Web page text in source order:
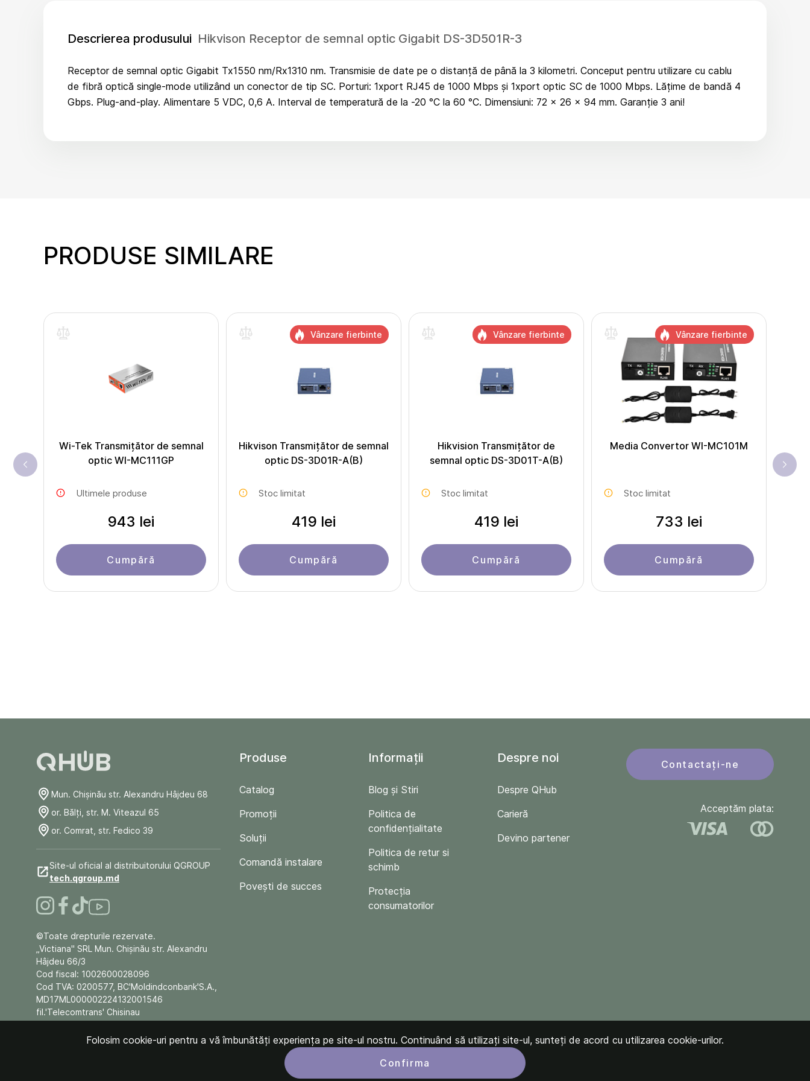
Descrierea produsului Hikvison Receptor de semnal optic Gigabit DS-3D501R-3
Receptor de semnal optic Gigabit Tx1550 nm/Rx1310 nm. Transmisie de date pe o distanță de până la 3 kilometri. Conceput pentru utilizare cu cablu
de fibră optică single-mode utilizând un conector de tip SC. Porturi: 1xport RJ45 de 1000 Mbps și 1xport optic SC de 1000 Mbps. Lățime de bandă 4
Gbps. Plug-and-play. Alimentare 5 VDC, 0,6 A. Interval de temperatură de la -20 °C la 60 °C. Dimensiuni: 72 × 26 × 94 mm. Garanție 3 ani!
PRODUSE SIMILARE
Wi-Tek Transmițător de semnal
optic WI-MC111GP
Ultimele produse
943 lei
Cumpără
Hikvison Transmițător de semnal
optic DS-3D01R-A(B)
Stoc limitat
419 lei
Cumpără
Vânzare fierbinte
Hikvision Transmițător de
semnal optic DS-3D01T-A(B)
Stoc limitat
419 lei
Cumpără
Vânzare fierbinte
Media Convertor WI-MC101M
Stoc limitat
733 lei
Cumpără
Vânzare fierbinte
Mun. Chişinău str. Alexandru Hâjdeu 68
or. Bălți, str. M. Viteazul 65
or. Comrat, str. Fedico 39
Site-ul oficial al distribuitorului QGROUP
tech.qgroup.md
©Toate drepturile rezervate.
„Victiana" SRL Mun. Chişinău str. Alexandru
Hâjdeu 66/3
Cod fiscal: 1002600028096
Cod TVA: 0200577, BC'Moldindconbank'S.A.,
MD17ML000002224132001546
fil.'Telecomtrans' Chisinau
Produse
Catalog
Promoții
Soluții
Comandă instalare
Povești de succes
Informații
Blog și Stiri
Politica de
confidențialitate
Politica de retur si
schimb
Protecția
consumatorilor
Despre noi
Despre QHub
Carieră
Devino partener
Contactați-ne
Acceptăm plata:
Folosim cookie-uri pentru a vă îmbunătăți experiența pe site-ul nostru. Continuând să utilizați site-ul, sunteți de acord cu utilizarea cookie-urilor.
Confirma